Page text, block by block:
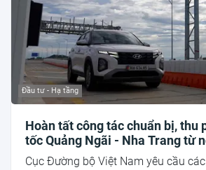
Đầu tư - Hạ tầng
Hoàn tất công tác chuẩn bị, thu
tốc Quảng Ngãi - Nha Trang từ
Cục Đường bộ Việt Nam yêu cầu